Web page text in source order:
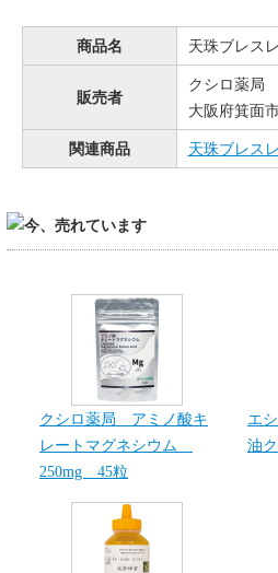
商品名 天珠ブレス
販売者
クシロ薬局
大阪府箕面
関連商品 天珠ブレス
クシロ薬局 アミノ酸キ
レートマグネシウム
250mg 45粒
エ
油